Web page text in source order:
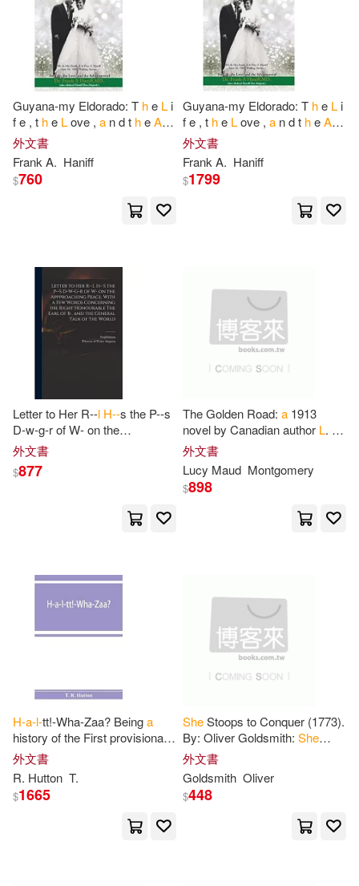
Judith A.(138) Hélène(137)
Karen L.(137) Kimberly(137)
Margret/ Rey(137)
Martini(136)
David A.(135) Turner(135)
Barbara L.(134)
Ronald L.(133) Rose(133)
Edward L.(132)
L’Amour(132)
George L.(131)
Steven L.(130)
Walker(130) Evans(129)
H. B.(129)
Edward H.(128)
Peter Lang Pub Inc(57)
Blackwell Pub(56)
Academic Pr(55)
Houghton Mifflin College Div(55)
McFarland & Co Inc Pub(55)
W W Norton & Co Inc(52)
Univ of Chicago Pr(51)
harmonia mundi(51)
Johns Hopkins Univ Pr(49)
Replica Books(48)
Lerner Pub Group(47)
Capstone Pr Inc(44)
Guyana-my Eldorado: T he L i
f e , t he Love , a n d t heAd
ve n t u r e s of Dr Frank
Haniff, MD.(aka Abdool
外文書
Frank A. Haniff
$760
Guyana-my Eldorado: T he L i
f e , t he Love , a n d t heAd
ve n t u r e s of Dr Frank
Haniff, MD.(aka Abdool
外文書
Frank A. Haniff
$1799
Letter to Her R--l H--s the P--s
D-w-g-r of W- on the
Appproaching Peace. With
Few Words Concerning the
Right
外文書
$877
The Golden Road: a 1913
novel by Canadian author L. M.
Montgomery. As
Montgomery learned many
stories from her
外文書
Lucy Maud Montgomery
$898
H-a-l-tt!-Wha-Zaa? Beinga
history of the First provisional
regiment and the answer of
state militant to the threat
外文書
R. Hutton T.
$1665
SheStoops to Conquer (1773).
By: Oliver Goldsmith: She
Stoops to Conquer is
comedy by the Anglo-Irish
author Oliver
外文書
Goldsmith Oliver
$448